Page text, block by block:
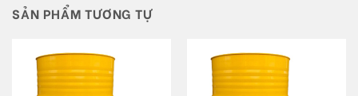
SẢN PHẨM TƯƠNG TỰ